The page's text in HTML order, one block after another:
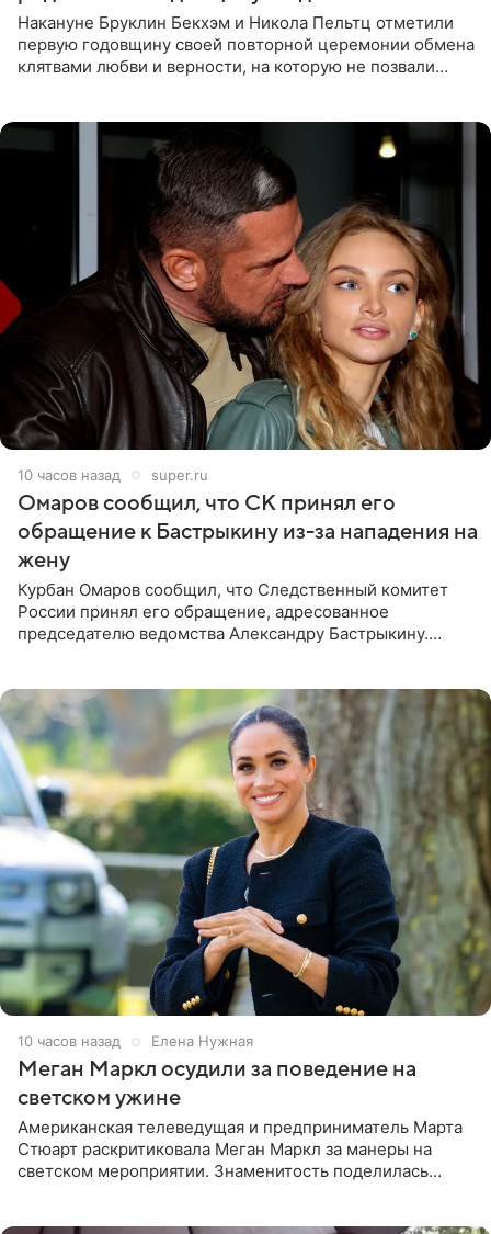
Накануне Бруклин Бекхэм и Никола Пельтц отметили
первую годовщину своей повторной церемонии обмена
клятвами любви и верности, на которую не позвали
10 часов назад super.ru
Омаров сообщил, что СК принял его
обращение к Бастрыкину из-за нападения на
жену
Курбан Омаров сообщил, что Следственный комитет
России принял его обращение, адресованное
председателю ведомства Александру Бастрыкину.
10 часов назад Елена Нужная
Меган Маркл осудили за поведение на
светском ужине
Американская телеведущая и предприниматель Марта
Стюарт раскритиковала Меган Маркл за манеры на
светском мероприятии. Знаменитость поделилась